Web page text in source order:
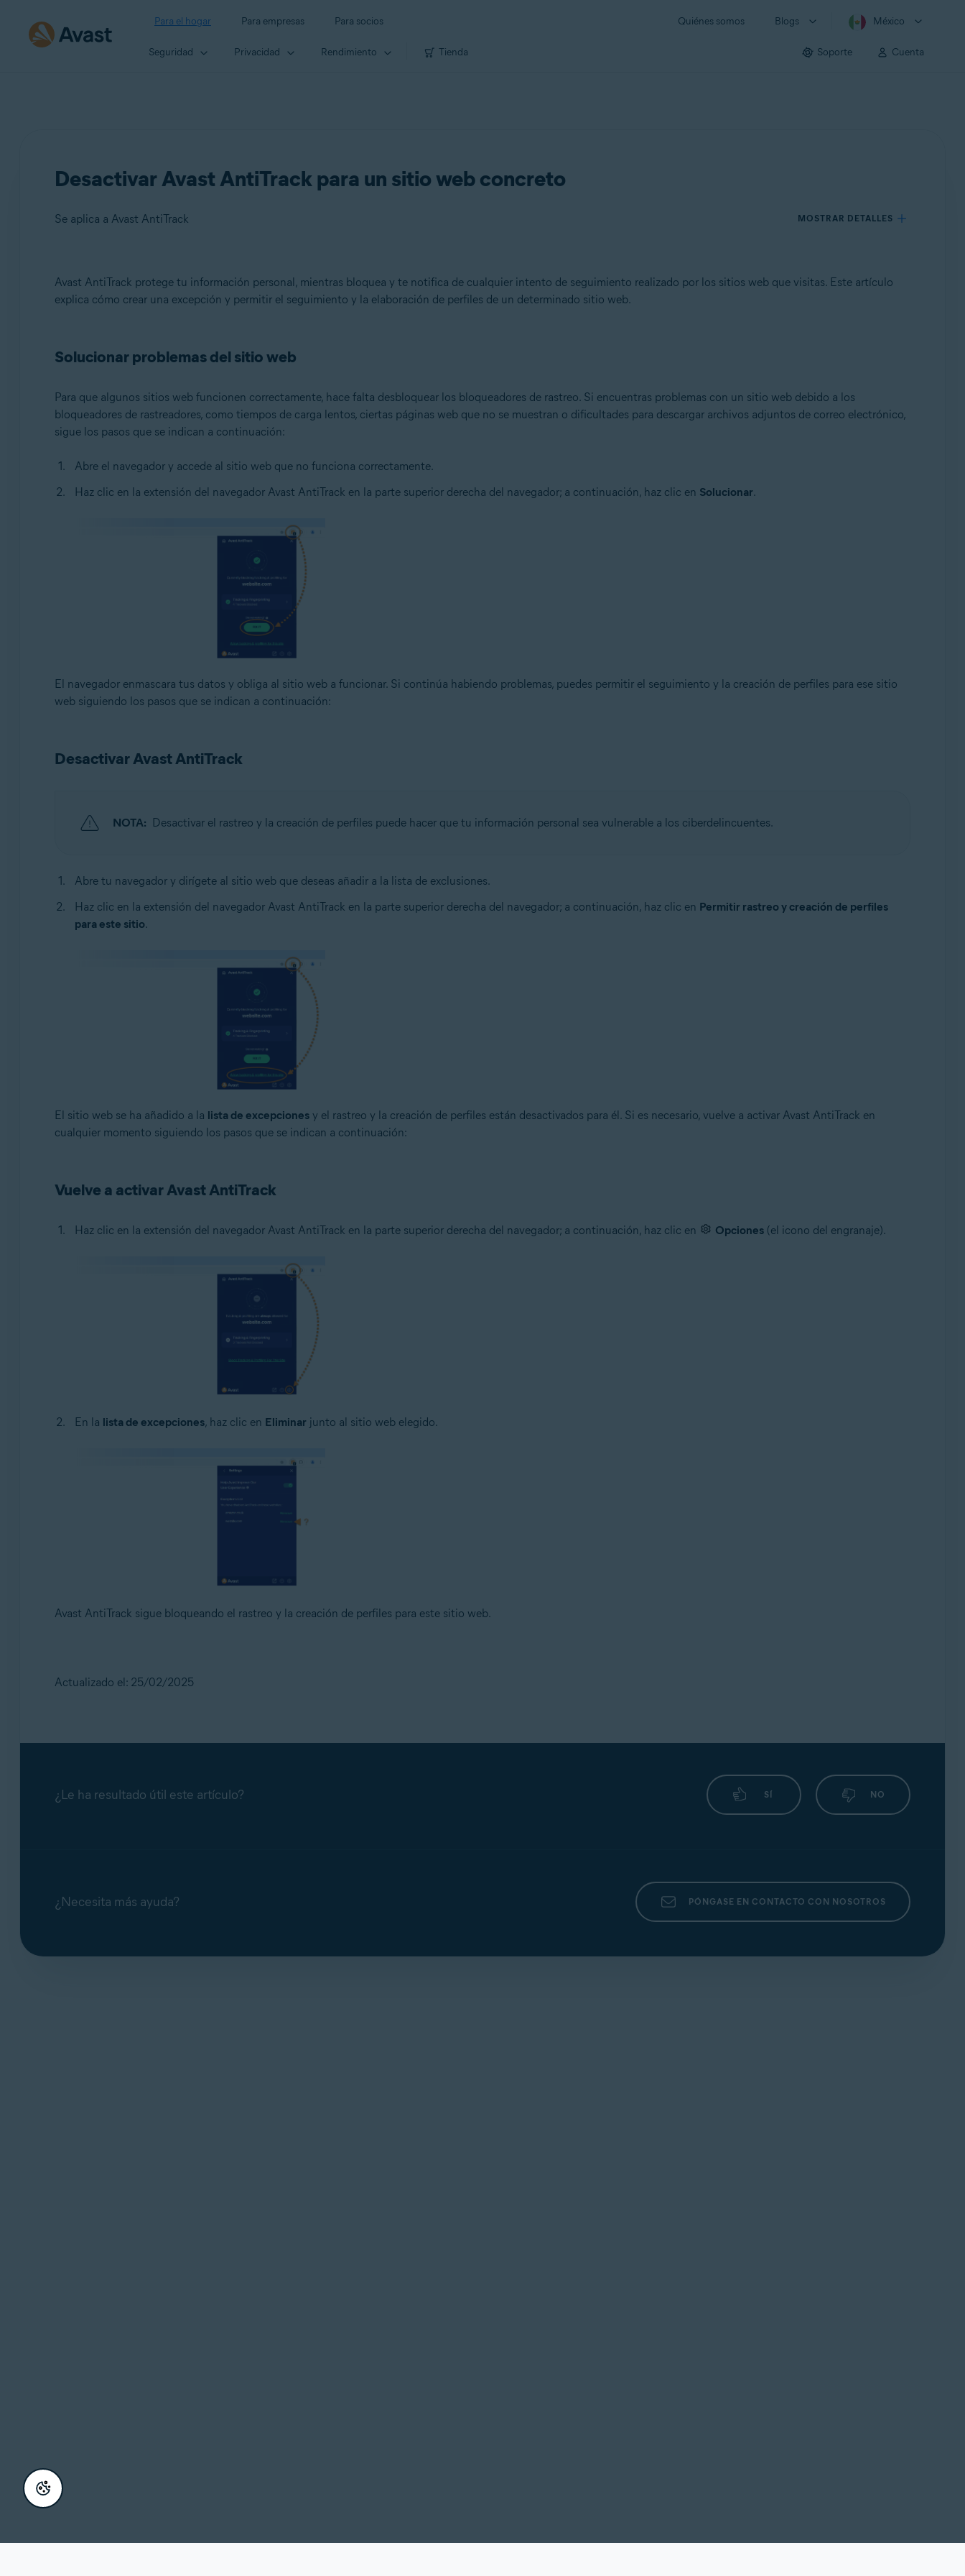
Para el hogar Para empresas Para socios Quiénes somos Blogs México
Seguridad Privacidad Rendimiento Tienda Soporte Cuenta
Desactivar Avast AntiTrack para un sitio web concreto
Se aplica a Avast AntiTrack MOSTRAR DETALLES
Productos:
Avast AntiTrack
Windows
Avast AntiTrack protege tu información personal, mientras bloquea y te notifica de cualquier intento de seguimiento realizado por los sitios web que visitas. Este artículo
explica cómo crear una excepción y permitir el seguimiento y la elaboración de perfiles de un determinado sitio web.
Solucionar problemas del sitio web
Para que algunos sitios web funcionen correctamente, hace falta desbloquear los bloqueadores de rastreo. Si encuentras problemas con un sitio web debido a los
bloqueadores de rastreadores, como tiempos de carga lentos, ciertas páginas web que no se muestran o dificultades para descargar archivos adjuntos de correo electrónico,
sigue los pasos que se indican a continuación:
Abre el navegador y accede al sitio web que no funciona correctamente.
Haz clic en la extensión del navegador Avast AntiTrack en la parte superior derecha del navegador; a continuación, haz clic en Solucionar.
El navegador enmascara tus datos y obliga al sitio web a funcionar. Si continúa habiendo problemas, puedes permitir el seguimiento y la creación de perfiles para ese sitio
web siguiendo los pasos que se indican a continuación:
Desactivar Avast AntiTrack
NOTA: Desactivar el rastreo y la creación de perfiles puede hacer que tu información personal sea vulnerable a los ciberdelincuentes.
Abre tu navegador y dirígete al sitio web que deseas añadir a la lista de exclusiones.
Haz clic en la extensión del navegador Avast AntiTrack en la parte superior derecha del navegador; a continuación, haz clic en Permitir rastreo y creación de perfiles
para este sitio.
El sitio web se ha añadido a la lista de excepcionesy el rastreo y la creación de perfiles están desactivados para él. Si es necesario, vuelve a activar Avast AntiTrack en
cualquier momento siguiendo los pasos que se indican a continuación:
Vuelve a activar Avast AntiTrack
Haz clic en la extensión del navegador Avast AntiTrack en la parte superior derecha del navegador; a continuación, haz clic en Opciones(el icono del engranaje).
En la lista de excepciones, haz clic en Eliminar junto al sitio web elegido.
Avast AntiTrack sigue bloqueando el rastreo y la creación de perfiles para este sitio web.
Actualizado el: 25/02/2025
¿Le ha resultado útil este artículo? SÍ NO
¿Necesita más ayuda? PÓNGASE EN CONTACTO CON NOSOTROS